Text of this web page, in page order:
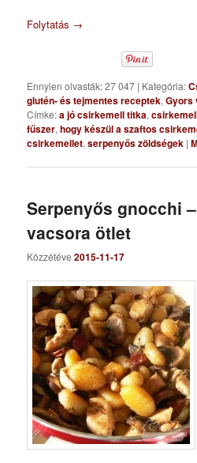
Folytatás →
Ennyien olvasták: 27 047 | Kategória:
glutén- és tejmentes receptek,Gyors
Címke:a jó csirkemell titka,
fűszer,hogy készül a szaftos
csirkemellet,serpenyős zöldségek |
Serpenyős gnocchi
vacsora ötlet
Közzétéve2015-11-17